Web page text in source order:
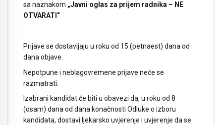
sa naznakom „Javni oglas za prijem radnika – NE
OTVARATI“
Prijave se dostavljaju u roku od 15 (petnaest) dana od
dana objave.
Nepotpune i neblagovremene prijave neće se
razmatrati.
Izabrani kandidat će biti u obavezi da, u roku od 8
(osam) dana od dana konačnosti Odluke o izboru
kandidata, dostavi ljekarsko uvjerenje i uvjerenje da se